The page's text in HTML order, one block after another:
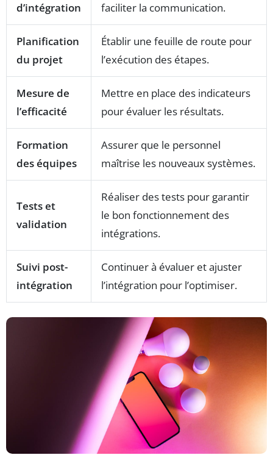
d’intégration
faciliter la communication.
Planification
du projet
Établir une feuille de route pour
l’exécution des étapes.
Mesure de
l’efficacité
Mettre en place des indicateurs
pour évaluer les résultats.
Formation
des équipes
Assurer que le personnel
maîtrise les nouveaux systèmes.
Tests et
validation
Réaliser des tests pour garantir
le bon fonctionnement des
intégrations.
Suivi post-
intégration
Continuer à évaluer et ajuster
l’intégration pour l’optimiser.